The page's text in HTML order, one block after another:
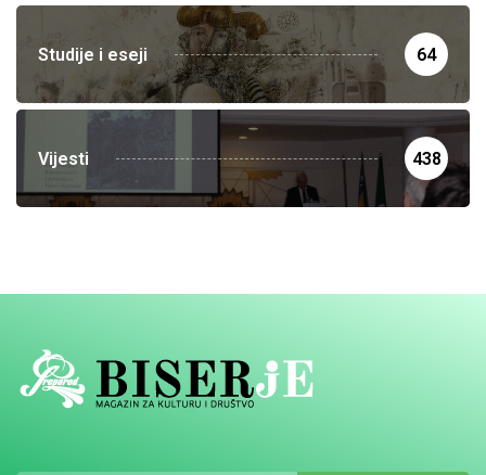
Studije i eseji 64
Vijesti 438